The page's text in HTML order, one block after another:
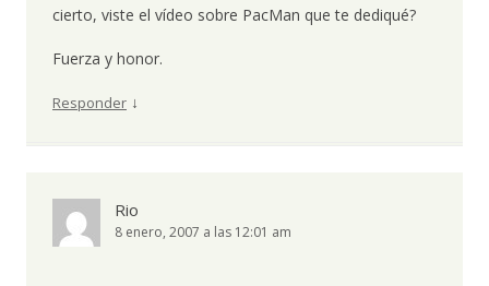
cierto, viste el vídeo sobre PacMan que te dediqué?
Fuerza y honor.
Responder ↓
Rio
8 enero, 2007 a las 12:01 am